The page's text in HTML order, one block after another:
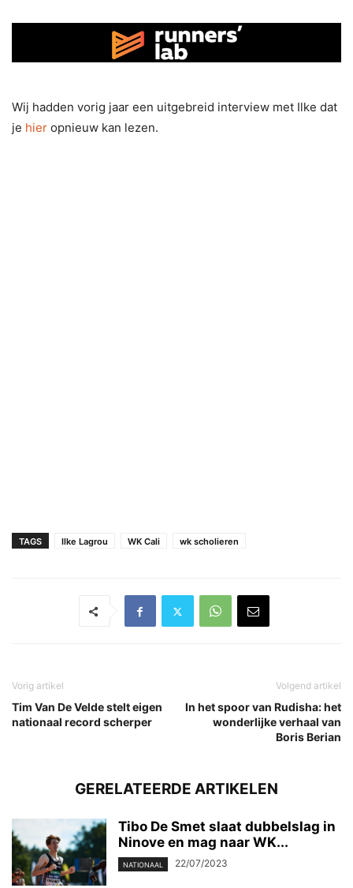
Wij hadden vorig jaar een uitgebreid interview met Ilke dat
je hier opnieuw kan lezen.
TAGS Ilke Lagrou WK Cali wk scholieren
Vorig artikel
Tim Van De Velde stelt eigen
nationaal record scherper
Volgend artikel
In het spoor van Rudisha: het
wonderlijke verhaal van
Boris Berian
GERELATEERDE ARTIKELEN
Tibo De Smet slaat dubbelslag in
Ninove en mag naar WK...
NATIONAAL 22/07/2023